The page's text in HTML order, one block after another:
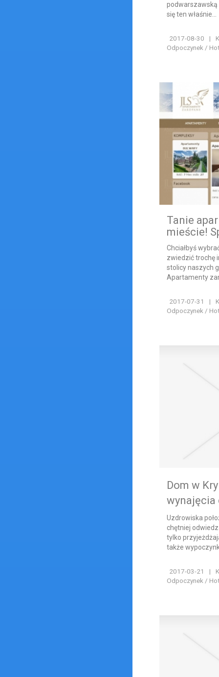
podwarszawską
się ten właśnie...
2017-08-30 |
Odpoczynek /
Tanie
mieście!
Chciałbyś
zwiedzić trochę
stolicy naszych
Apartamenty
2017-07-31 |
Odpoczynek /
Dom w
wynajęcia
Uzdrowiska
chętniej
tylko
także
2017-03-21 |
Odpoczynek /